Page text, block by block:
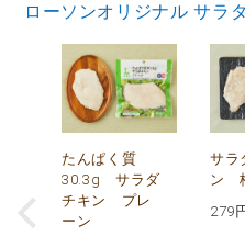
ローソンオリジナル サ
たんぱく質
30.3g サラダ
チキン プレ
ーン
サラ
ン
279